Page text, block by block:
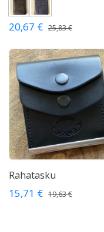
20,67 € 25,83 €
Rahatasku
15,71 € 19,63 €